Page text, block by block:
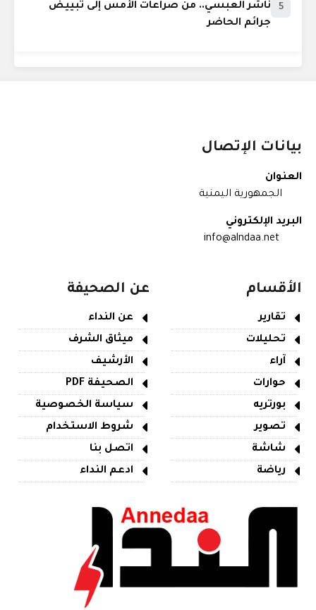
5
ناشر العبسي.. من صراعات الأمس إلى تبييض
جرائم الحاضر
بيانات الإتصال
العنوان
الجمهورية اليمنية
البريد الإلكتروني
info@alndaa.net
الأقسام
تقارير
تحليلات
آراء
حوارات
بورتريه
تصوير
شاشة
رياضة
عن الصحيفة
عن النداء
ميثاق الشرف
الأرشيف
الصحيفة PDF
سياسة الخصوصية
شروط الاستخدام
اتصل بنا
ادعم النداء